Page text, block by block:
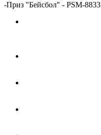
-Приз "Бейсбол" - PSM-8833